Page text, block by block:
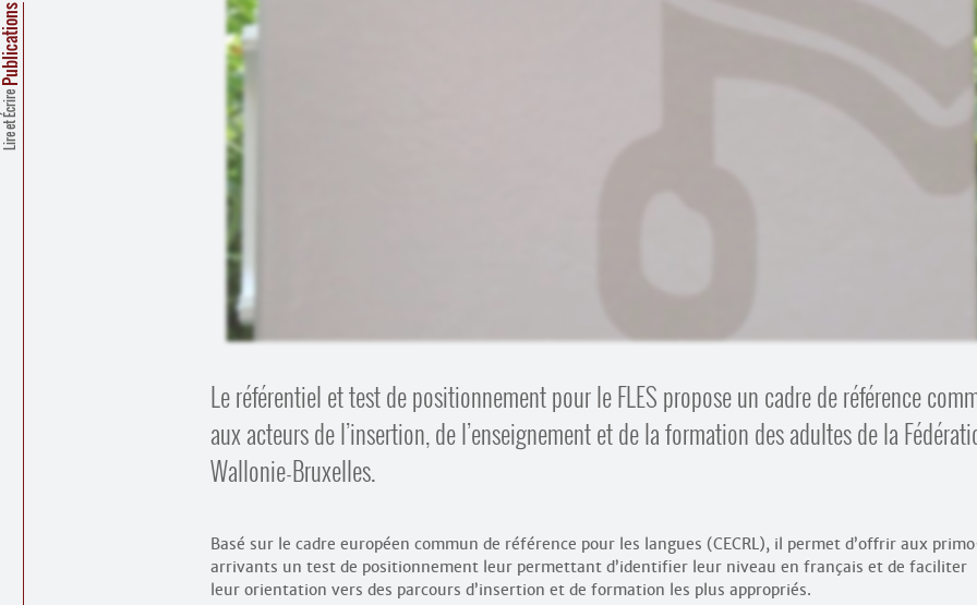
Lire et Écrire
Le référentiel et test de positionnement pour le FLES propose un cadre de référence
aux acteurs de l’insertion, de l’enseignement et de la formation des adultes de la
Wallonie-Bruxelles.
Basé sur le cadre européen commun de référence pour les langues (CECRL), il permet d’offrir aux
arrivants un test de positionnement leur permettant d’identifier leur niveau en français et de faciliter
leur orientation vers des parcours d’insertion et de formation les plus appropriés.